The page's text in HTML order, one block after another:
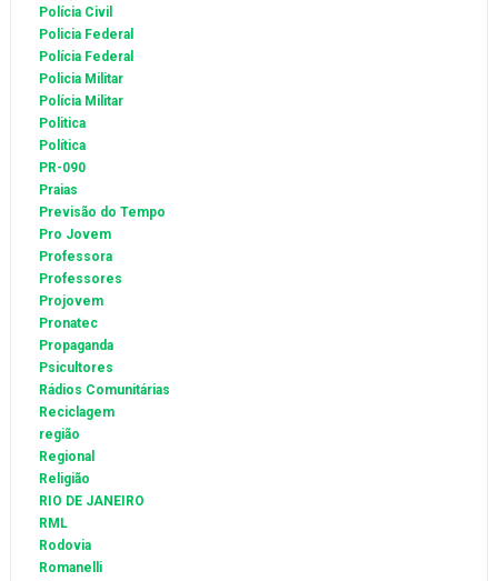
Polícia Civil
Policia Federal
Polícia Federal
Policia Militar
Polícia Militar
Politica
Política
PR-090
Praias
Previsão do Tempo
Pro Jovem
Professora
Professores
Projovem
Pronatec
Propaganda
Psicultores
Rádios Comunitárias
Reciclagem
região
Regional
Religião
RIO DE JANEIRO
RML
Rodovia
Romanelli